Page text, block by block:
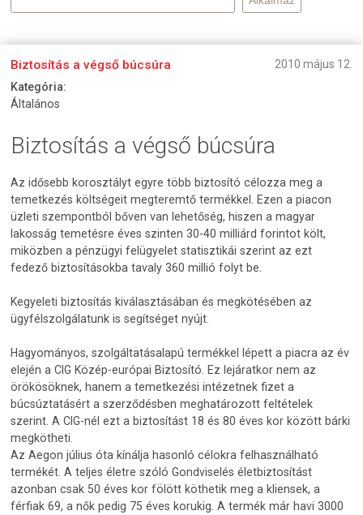
Biztosítás a végső búcsúra
2010 május 12.
Kategória:
Általános
Biztosítás a végső búcsúra
Az idősebb korosztályt egyre több biztosító célozza meg a
temetkezés költségeit megteremtő termékkel. Ezen a piacon
üzleti szempontból bőven van lehetőség, hiszen a magyar
lakosság temetésre éves szinten 30-40 milliárd forintot költ,
miközben a pénzügyi felügyelet statisztikái szerint az ezt
fedező biztosításokba tavaly 360 millió folyt be.
Kegyeleti biztosítás kiválasztásában és megkötésében az
ügyfélszolgálatunk is segítséget nyújt.
Hagyományos, szolgáltatásalapú termékkel lépett a piacra az év
elején a CIG Közép-európai Biztosító. Ez lejáratkor nem az
örökösöknek, hanem a temetkezési intézetnek fizet a
búcsúztatásért a szerződésben meghatározott feltételek
szerint. A CIG-nél ezt a biztosítást 18 és 80 éves kor között bárki
megkötheti.
Az Aegon július óta kínálja hasonló célokra felhasználható
termékét. A teljes életre szóló Gondviselés életbiztosítást
azonban csak 50 éves kor fölött köthetik meg a kliensek, a
férfiak 69, a nők pedig 75 éves korukig. A termék már havi 3000